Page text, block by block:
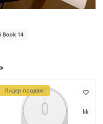
Book 14
Лидер продаж!